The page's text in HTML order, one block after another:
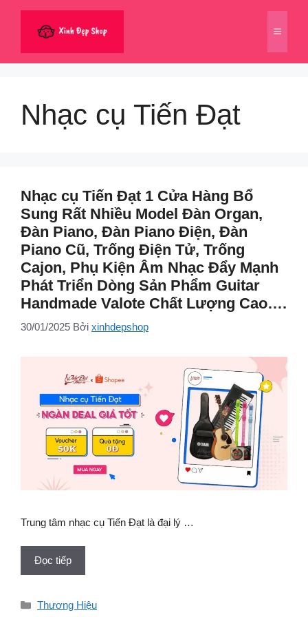
dung
Menu
Nhạc cụ Tiến Đạt
Nhạc cụ Tiến Đạt 1 Cửa Hàng Bổ
Sung Rất Nhiều Model Đàn Organ,
Đàn Piano, Đàn Piano Điện, Đàn
Piano Cũ, Trống Điện Tử, Trống
Cajon, Phụ Kiện Âm Nhạc Đẩy Mạnh
Phát Triển Dòng Sản Phẩm Guitar
Handmade Valote Chất Lượng Cao….
30/01/2025 Bởi xinhdepshop
Trung tâm nhạc cụ Tiến Đạt là đại lý …
Đọc tiếp
Danh
Thương Hiệu